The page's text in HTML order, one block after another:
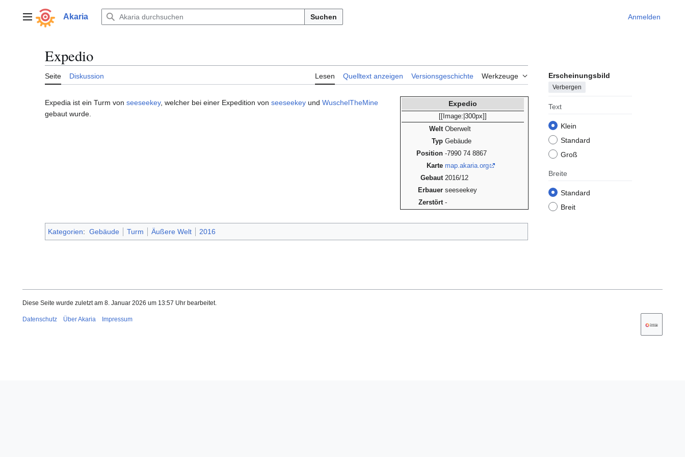
springenHauptmenüAkaria Suchen Anmelden
Expedio
Seite Diskussion Lesen Quelltext anzeigen Versionsgeschichte Werkzeuge Erscheinungsbild
Verbergen
Text
Klein
Standard
Groß
Breite
Standard
Breit
Expedio
[[Image:|300px]]
Welt Oberwelt
Typ Gebäude
Position -7990 74 8867
Karte map.akaria.org
Gebaut 2016/12
Erbauer seeseekey
Zerstört -
Expedia ist ein Turm von seeseekey, welcher bei einer Expedition von seeseekey und WuschelTheMine
gebaut wurde.
Kategorien: Gebäude Turm Äußere Welt 2016
Diese Seite wurde zuletzt am 8. Januar 2026 um 13:57 Uhr bearbeitet.
Datenschutz Über Akaria Impressum